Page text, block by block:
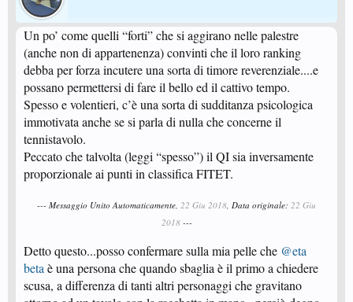
Un po’ come quelli “forti” che si aggirano nelle palestre
(anche non di appartenenza) convinti che il loro ranking
debba per forza incutere una sorta di timore reverenziale....e
possano permettersi di fare il bello ed il cattivo tempo.
Spesso e volentieri, c’è una sorta di sudditanza psicologica
immotivata anche se si parla di nulla che concerne il
tennistavolo.
Peccato che talvolta (leggi “spesso”) il QI sia inversamente
proporzionale ai punti in classifica FITET.
--- Messaggio Unito Automaticamente, 22 Giu 2018, Data originale: 22 Giu
2018---
Detto questo...posso confermare sulla mia pelle che @eta
betaè una persona che quando sbaglia è il primo a chiedere
scusa, a differenza di tanti altri personaggi che gravitano